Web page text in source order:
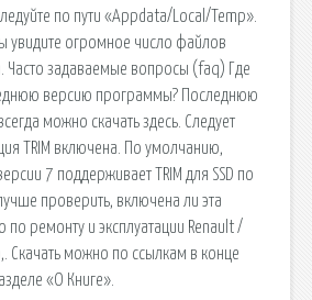
по пути «Appdata/Local/Temp».
увидите огромное число файлов
Часто задаваемые вопросы (faq) Где
версию программы? Последнюю
можно скачать здесь. Следует
TRIM включена. По умолчанию,
7 поддерживает TRIM для SSD по
проверить, включена ли эта
по ремонту и эксплуатации Renault /
Скачать можно по ссылкам в конце
«О Книге».